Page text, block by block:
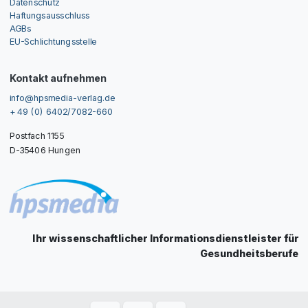
Haftungsausschluss
AGBs
EU-Schlichtungsstelle
Kontakt aufnehmen
info@hpsmedia-verlag.de
+ 49 (0) 6402/7082-660
Postfach 1155
D-35406 Hungen
Ihr wissenschaftlicher Informationsdienstleister für
Gesundheitsberufe